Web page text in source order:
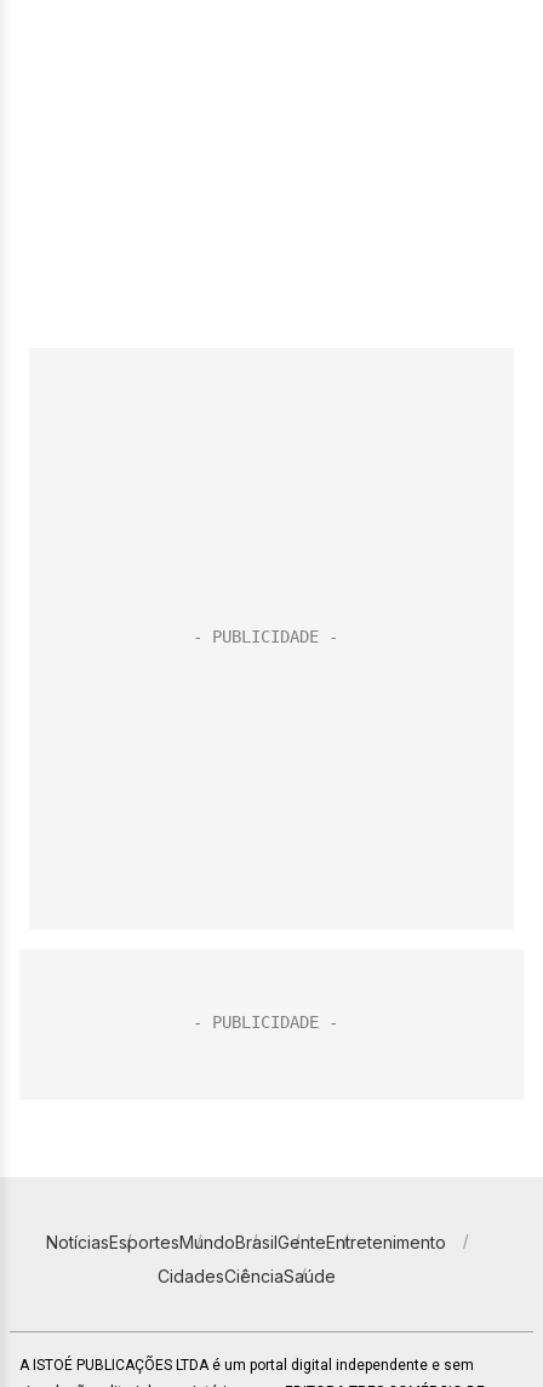
NotíciasEsportesMundoBrasilGenteEntretenimento
CidadesCiênciaSaúde
A ISTOÉ PUBLICAÇÕES LTDA é um portal digital independente e sem